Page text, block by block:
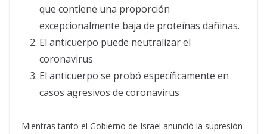
que contiene una proporción
excepcionalmente baja de proteínas dañinas.
El anticuerpo puede neutralizar el
coronavirus
El anticuerpo se probó específicamente en
casos agresivos de coronavirus
Mientras tanto el Gobierno de Israel anunció la supresión